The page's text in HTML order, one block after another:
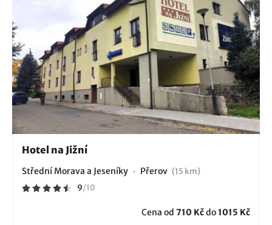
Hotel na Jižní
Střední Morava a Jeseníky Přerov (15 km)
9/10
Cena od 710 Kčdo1015 Kč